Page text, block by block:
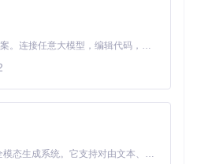
型和反应条件等元数据。
平均耗时15分钟/次，采用Ketch
（基于10个科研团队的实测数
引擎的集成与应用
其与靶点蛋白的结合效率，传统
体关系。Ketcher集成Miew 3D
术实现分子结构的实时三维渲
距离测量等专业操作。其核心技
式转化为三维坐标时，采用了基
Claude Code 的开源替代方案。连接任意大模型，编辑代码，运行命令，自动验证 — 全自动执行。用 Rust 构建，极致性能。 ｜ An open-source alternative to Claude Code. Connect any LLM, edit code, run commands, and verify changes — autonomously. Built in Rust for speed. Get Started
MiniMax H3 是一个通用的全模态生成系统。它支持对由文本、图像、视频和音频组成的多模态上下文进行统一理解，并能生成分辨率高达 2K、时长可达 15 秒的带原生立体声音频的视频。得益于面向任务泛化的系统设计，H3 在预训练阶段就已具备广泛的多模态上下文理解与生成能力，能够出色地执行复杂的多模态指令。